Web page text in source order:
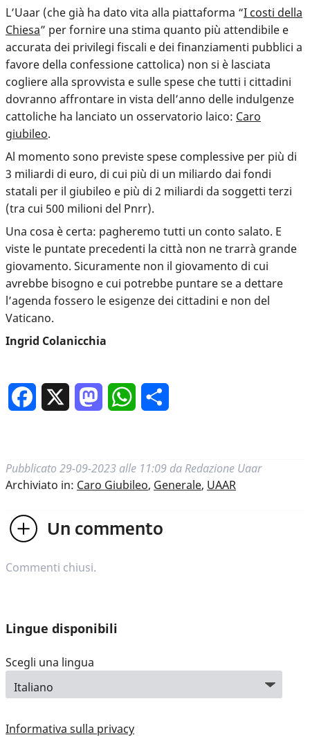
L’Uaar (che già ha dato vita alla piattaforma “I costi della
Chiesa” per fornire una stima quanto più attendibile e
accurata dei privilegi fiscali e dei finanziamenti pubblici a
favore della confessione cattolica) non si è lasciata
cogliere alla sprovvista e sulle spese che tutti i cittadini
dovranno affrontare in vista dell’anno delle indulgenze
cattoliche ha lanciato un osservatorio laico: Caro
giubileo.
Al momento sono previste spese complessive per più di
3 miliardi di euro, di cui più di un miliardo dai fondi
statali per il giubileo e più di 2 miliardi da soggetti terzi
(tra cui 500 milioni del Pnrr).
Una cosa è certa: pagheremo tutti un conto salato. E
viste le puntate precedenti la città non ne trarrà grande
giovamento. Sicuramente non il giovamento di cui
avrebbe bisogno e cui potrebbe puntare se a dettare
l’agenda fossero le esigenze dei cittadini e non del
Vaticano.
Ingrid Colanicchia
Facebook MastodonWhatsApp
Pubblicato 29-09-2023 alle 11:09 da Redazione Uaar
Archiviato in: Caro Giubileo, Generale, UAAR
Un commento
Commenti chiusi.
Lingue disponibili
Scegli una lingua
Informativa sulla privacy